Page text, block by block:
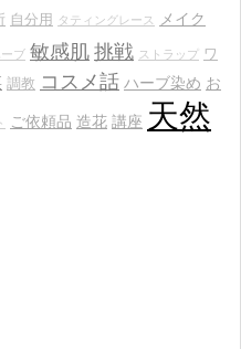
自分用 タティングレース メイク
ブ 敏感肌 挑戦 ストラップ
ワ
調教 コスメ話 ハーブ染め お
ご依頼品 造花 講座 天然